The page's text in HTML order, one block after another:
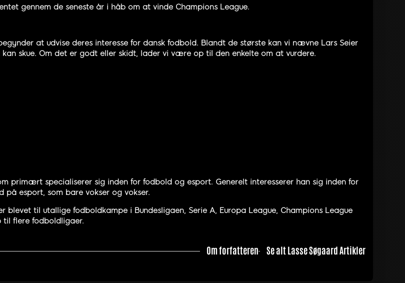
gennem de seneste år i håb om at vinde Champions League.
at udvise deres interesse for dansk fodbold. Blandt de største kan vi nævne Lars Seier
skue. Om det er godt eller skidt, lader vi være op til den enkelte om at vurdere.
primært specialiserer sig inden for fodbold og esport. Generelt interesserer han sig inden for
esport, som bare vokser og vokser.
til utallige fodboldkampe i Bundesligaen, Serie A, Europa League, Champions League
til flere fodboldligaer.
Om forfatteren Se alt Lasse Søgaard Artikler